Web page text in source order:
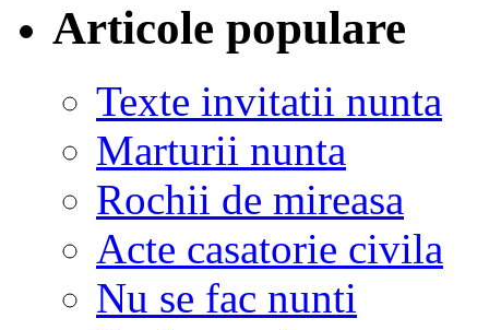
Articole populare
Texte invitatii nunta
Marturii nunta
Rochii de mireasa
Acte casatorie civila
Nu se fac nunti